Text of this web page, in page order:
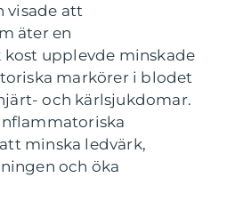
visade att
äter en
upplevde minskade
markörer i blodet
och kärlsjukdomar.
minska ledvärk,
och öka